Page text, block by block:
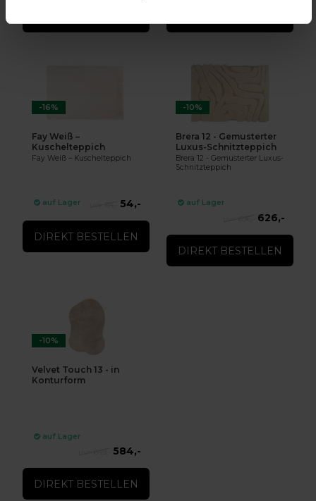
-16%
Fay Weiß –
Kuschelteppich
Fay Weiß – Kuschelteppich
auf Lager 54,-
DIREKT BESTELLEN
-10%
Brera 12 - Gemusterter
Luxus-Schnitzteppich
Brera 12 - Gemusterter Luxus-
Schnitzteppich
auf Lager
626,-
DIREKT BESTELLEN
-10%
Velvet Touch 13 - in
Konturform
auf Lager
584,-
DIREKT BESTELLEN